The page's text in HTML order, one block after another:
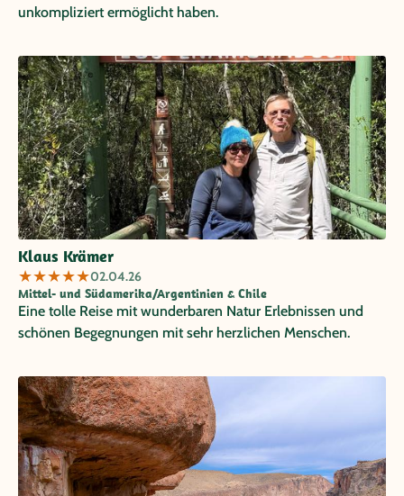
unkompliziert ermöglicht haben.
Klaus Krämer
★★★★★02.04.26
Mittel- und Südamerika/Argentinien & Chile
Eine tolle Reise mit wunderbaren Natur Erlebnissen und
schönen Begegnungen mit sehr herzlichen Menschen.